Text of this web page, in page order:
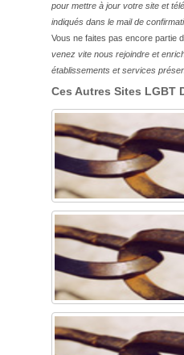
pour mettre à jour votre site et
indiqués dans le mail de
Vous ne faites pas encore partie
venez vite nous rejoindre et
établissements et services
Ces Autres Sites LGBT